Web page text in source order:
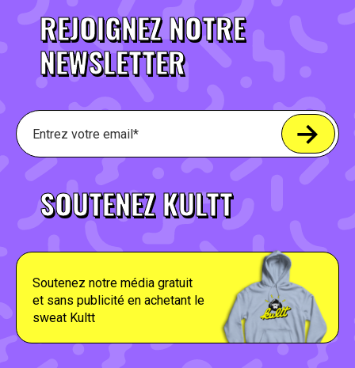
REJOIGNEZ NOTRE
NEWSLETTER
SOUTENEZ KULTT
Soutenez notre média gratuit
et sans publicité en achetant le
sweat Kultt